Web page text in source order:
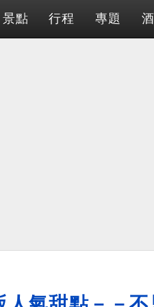
景點 行程 專題